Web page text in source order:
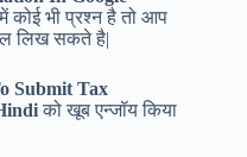
भी प्रश्न है तो आप
लिख सकते है|
Submit Tax
को खूब एन्जॉय किया